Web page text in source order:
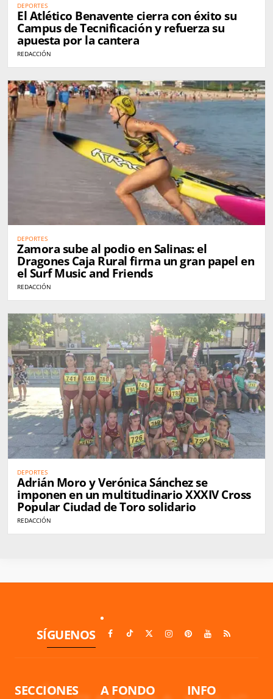
DEPORTES
El Atlético Benavente cierra con éxito su
Campus de Tecnificación y refuerza su
apuesta por la cantera
REDACCIÓN
DEPORTES
Zamora sube al podio en Salinas: el
Dragones Caja Rural firma un gran papel en
el Surf Music and Friends
REDACCIÓN
DEPORTES
Adrián Moro y Verónica Sánchez se
imponen en un multitudinario XXXIV Cross
Popular Ciudad de Toro solidario
REDACCIÓN
SÍGUENOS
SECCIONES A FONDO INFO